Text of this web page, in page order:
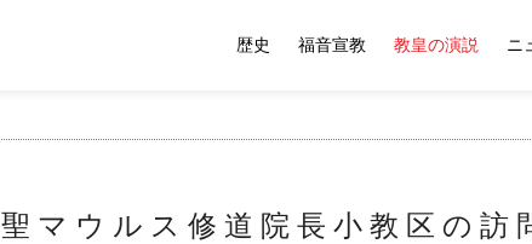
歴史 福音宣教 教皇の演説 ニ
聖マウルス修道院長小教区の訪